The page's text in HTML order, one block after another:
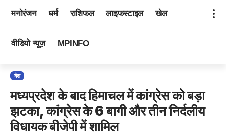
मनोरंजन धर्म राशिफल लाइफस्टाइल खेल
वीडियो न्यूज़ MPINFO
देश
मध्यप्रदेश के बाद हिमाचल में कांग्रेस को बड़ा
झटका, कांग्रेस के 6 बागी और तीन निर्दलीय
विधायक बीजेपी में शामिल